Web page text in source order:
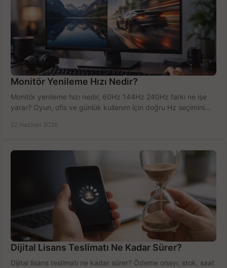
Monitör Yenileme Hızı Nedir?
Monitör yenileme hızı nedir, 60Hz 144Hz 240Hz farkı ne işe
yarar? Oyun, ofis ve günlük kullanım için doğru Hz seçimini
22 Haziran 2026
Dijital Lisans Teslimatı Ne Kadar Sürer?
Dijital lisans teslimatı ne kadar sürer? Ödeme onayı, stok, saat